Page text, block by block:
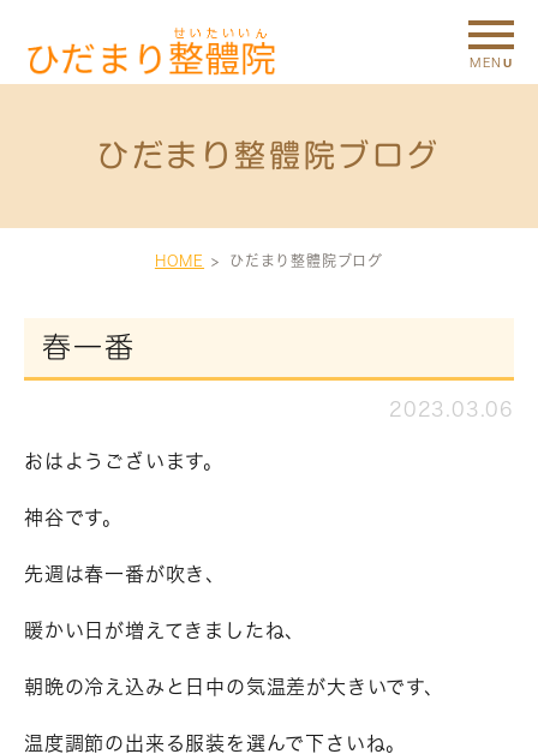
ひだまり整體院ブログ
HOME ひだまり整體院ブログ
春一番
2023.03.06
おはようございます。
神谷です。
先週は春一番が吹き、
暖かい日が増えてきましたね、
朝晩の冷え込みと日中の気温差が大きいです、
温度調節の出来る服装を選んで下さいね。